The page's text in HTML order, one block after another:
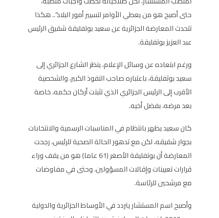
حتى أصبح هو من يعطي الأوامر لتسيير أمور البلاد”.. هكذا
تتحدث المعارضة الجزائرية عن سعيد بوتفليقة شقيق الرئيس
عبد العزيز بوتفليقة.
ورغم ابتعاده عن وسائل الإعلام، ينظر الشارع الجزائري إلى
سعيد بوتفليقة، باعتباره صاحب النفوذ الكبير، والشخصية
الأقرب إلى الرئيس الجزائري الذي تثبتت أركان حكمه، خاصة
بعد مرضه، بفضل أخيه.
كان سعيد يظهر بانتظام في المناسبات الرسمية والانتخابات
بجوار شقيقه، لكن مع تدهور الحالة الصحية للرئيس، رجحت
المعارضة أن بوتفليقة الأصغر (61 عاما) هو من يقف وراء
قرارات تعيينات وإقالات المسؤولين، وحتى في مفاوضات
مع مرشحين للرئاسة.
وأصبح اسم المستشار يتردد في الأوساط الجزائرية والدولية